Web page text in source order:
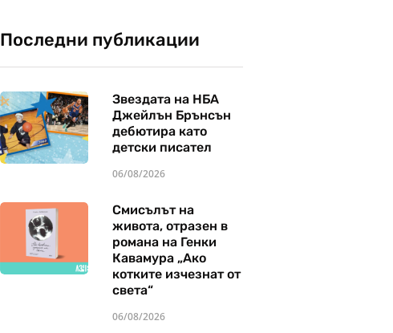
Последни публикации
Звездата на НБА
Джейлън Брънсън
дебютира като
детски писател
06/08/2026
Смисълът на
живота, отразен в
романа на Генки
Кавамура „Ако
котките изчезнат от
света“
06/08/2026